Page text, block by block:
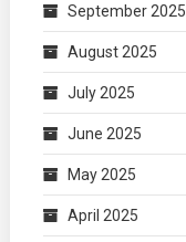
September 2025
August 2025
July 2025
June 2025
May 2025
April 2025